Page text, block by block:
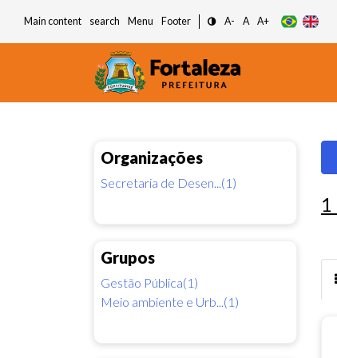
Main content search Menu Footer A- A A+
Organizações
Secretaria de Desen...(1)
Grupos
Gestão Pública(1)
Meio ambiente e Urb...(1)
1